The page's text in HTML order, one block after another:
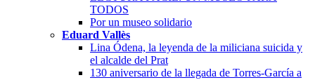
TODOS
Por un museo solidario
Eduard Vallès
Lina Ódena, la leyenda de la miliciana suicida y
el alcalde del Prat
130 aniversario de la llegada de Torres-García a